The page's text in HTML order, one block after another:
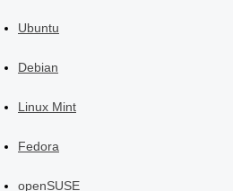
Ubuntu
Debian
Linux Mint
Fedora
openSUSE